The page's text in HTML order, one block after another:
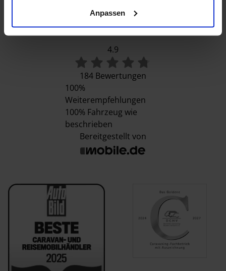
Anpassen
schaffer-mobil
Wohnmobile GmbH
4.9
184 Bewertungen
100%
Weiterempfehlungen
100% Fahrzeug wie
beschrieben
Bereitgestellt von